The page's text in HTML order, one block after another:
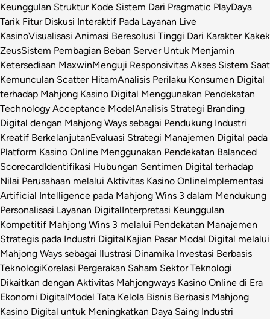
Keunggulan Struktur Kode Sistem Dari Pragmatic PlayDaya
Tarik Fitur Diskusi Interaktif Pada Layanan Live
KasinoVisualisasi Animasi Beresolusi Tinggi Dari Karakter Kakek
ZeusSistem Pembagian Beban Server Untuk Menjamin
Ketersediaan MaxwinMenguji Responsivitas Akses Sistem Saat
Kemunculan Scatter HitamAnalisis Perilaku Konsumen Digital
terhadap Mahjong Kasino Digital Menggunakan Pendekatan
Technology Acceptance ModelAnalisis Strategi Branding
Digital dengan Mahjong Ways sebagai Pendukung Industri
Kreatif BerkelanjutanEvaluasi Strategi Manajemen Digital pada
Platform Kasino Online Menggunakan Pendekatan Balanced
ScorecardIdentifikasi Hubungan Sentimen Digital terhadap
Nilai Perusahaan melalui Aktivitas Kasino OnlineImplementasi
Artificial Intelligence pada Mahjong Wins 3 dalam Mendukung
Personalisasi Layanan DigitalInterpretasi Keunggulan
Kompetitif Mahjong Wins 3 melalui Pendekatan Manajemen
Strategis pada Industri DigitalKajian Pasar Modal Digital melalui
Mahjong Ways sebagai Ilustrasi Dinamika Investasi Berbasis
TeknologiKorelasi Pergerakan Saham Sektor Teknologi
Dikaitkan dengan Aktivitas Mahjongways Kasino Online di Era
Ekonomi DigitalModel Tata Kelola Bisnis Berbasis Mahjong
Kasino Digital untuk Meningkatkan Daya Saing Industri